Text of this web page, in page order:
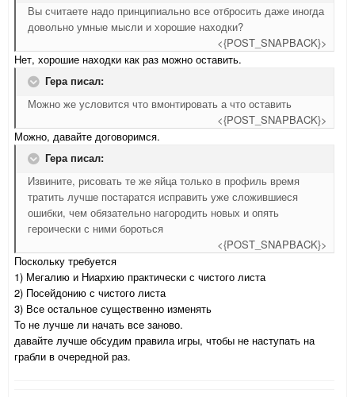
Вы считаете надо принципиально все отбросить даже иногда
довольно умные мысли и хорошие находки?
<{POST_SNAPBACK}>
Нет, хорошие находки как раз можно оставить.
Гера писал:
Можно же условится что вмонтировать а что оставить
<{POST_SNAPBACK}>
Можно, давайте договоримся.
Гера писал:
Извините, рисовать те же яйца только в профиль время
тратить лучше постаратся исправить уже сложившиеся
ошибки, чем обязательно нагородить новых и опять
героически с ними бороться
<{POST_SNAPBACK}>
Поскольку требуется
1) Мегалию и Ниархию практически с чистого листа
2) Посейдонию с чистого листа
3) Все остальное существенно изменять
То не лучше ли начать все заново.
давайте лучше обсудим правила игры, чтобы не наступать на
грабли в очередной раз.